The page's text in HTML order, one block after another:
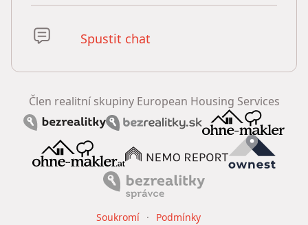
Spustit chat
Člen realitní skupiny European Housing Services
Soukromí
Podmínky